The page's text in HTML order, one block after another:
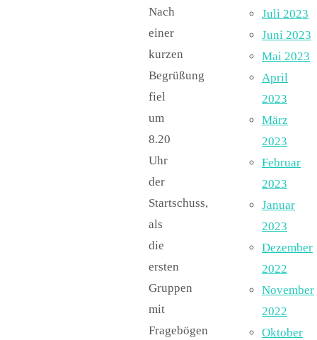
Nach
einer
kurzen
Begrüßung
fiel
um
8.20
Uhr
der
Startschuss,
als
die
ersten
Gruppen
mit
Fragebögen
Juli 2023
Juni 2023
Mai 2023
April
2023
März
2023
Februar
2023
Januar
2023
Dezember
2022
November
2022
Oktober